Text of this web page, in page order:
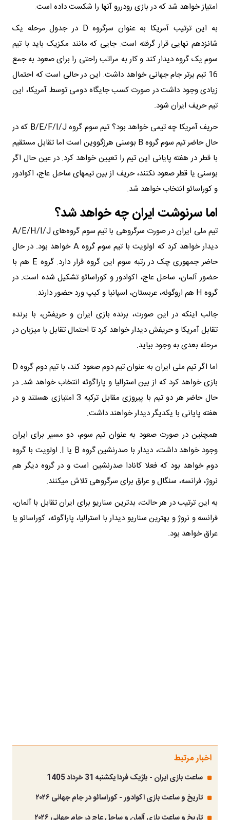
امتیاز خواهد شد که در بازی رودررو آنها را شکست داده است.
به این ترتیب آمریکا به عنوان سرگروه D در جدول مرحله یک
شانزدهم نهایی قرار گرفته است. جایی که مانند مکزیک باید با تیم
سوم یک گروه دیدار کند و کار به مراتب راحتی را برای صعود به جمع
16 تیم برتر جام جهانی خواهد داشت. این در حالی است که احتمال
زیادی وجود داشت در صورت کسب جایگاه دومی توسط آمریکا، این
تیم حریف ایران شود.
حریف آمریکا چه تیمی خواهد بود؟ تیم سوم گروه B/E/F/I/J که در
حال حاضر تیم سوم گروه B بوسنی هرزگووین است اما تقابل مستقیم
با قطر در هفته پایانی این تیم را تعیین خواهد کرد. در عین حال اگر
بوسنی یا قطر صعود نکنند، حریف از بین تیمهای ساحل عاج، اکوادور
و کوراسائو انتخاب خواهد شد.
اما سرنوشت ایران چه خواهد شد؟
تیم ملی ایران در صورت سرگروهی با تیم سوم گروه‌های A/E/H/I/J
دیدار خواهد کرد که اولویت با تیم سوم گروه A خواهد بود. در حال
حاضر جمهوری چک در رتبه سوم این گروه قرار دارد. گروه E هم با
حضور آلمان، ساحل عاج، اکوادور و کوراسائو تشکیل شده است. در
گروه H هم اروگوئه، عربستان، اسپانیا و کیپ ورد حضور دارند.
جالب اینکه در این صورت، برنده بازی ایران و حریفش، با برنده
تقابل آمریکا و حریفش دیدار خواهد کرد تا احتمال تقابل با میزبان در
مرحله بعدی به وجود بیاید.
اما اگر تیم ملی ایران به عنوان تیم دوم صعود کند، با تیم دوم گروه D
بازی خواهد کرد که از بین استرالیا و پاراگوئه انتخاب خواهد شد. در
حال حاضر هر دو تیم با پیروزی مقابل ترکیه 3 امتیازی هستند و در
هفته پایانی با یکدیگر دیدار خواهند داشت.
همچنین در صورت صعود به عنوان تیم سوم، دو مسیر برای ایران
وجود خواهد داشت، دیدار با صدرنشین گروه B یا I. اولویت با گروه
دوم خواهد بود که فعلا کانادا صدرنشین است و در گروه دیگر هم
نروژ، فرانسه، سنگال و عراق برای سرگروهی تلاش میکنند.
به این ترتیب در هر حالت، بدترین سناریو برای ایران تقابل با آلمان،
فرانسه و نروژ و بهترین سناریو دیدار با استرالیا، پاراگوئه، کوراسائو یا
عراق خواهد بود.
اخبار مرتبط
ساعت بازی ایران - بلژیک فردا یکشنبه 31 خرداد 1405
تاریخ و ساعت بازی اکوادور - کوراسائو در جام جهانی ۲۰۲۶